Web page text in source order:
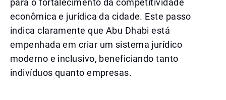
para o fortalecimento da competitividade
econômica e jurídica da cidade. Este passo
indica claramente que Abu Dhabi está
empenhada em criar um sistema jurídico
moderno e inclusivo, beneficiando tanto
indivíduos quanto empresas.